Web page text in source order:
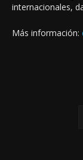
internacionales,
Más información: